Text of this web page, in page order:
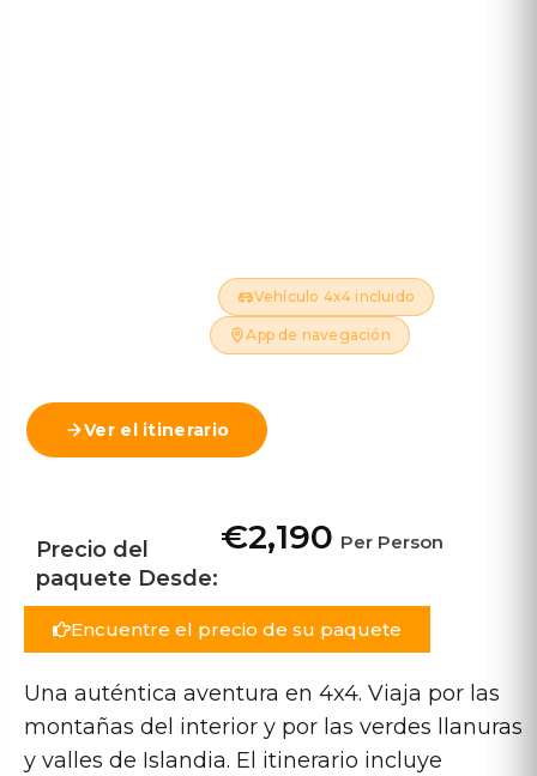
Vehículo 4x4 incluido
App de navegación
Ver el itinerario
Precio del
paquete Desde:
€2,190 Per Person
Encuentre el precio de su paquete
Una auténtica aventura en 4x4. Viaja por las
montañas del interior y por las verdes llanuras
y valles de Islandia. El itinerario incluye